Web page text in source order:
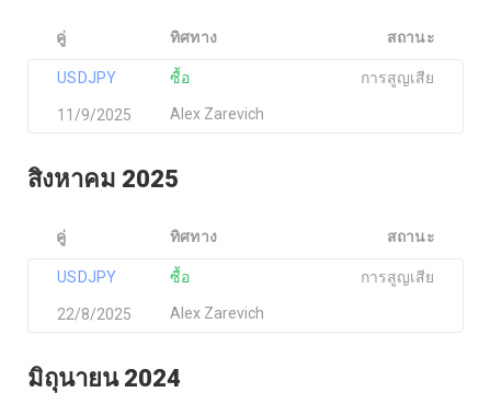
คู่ ทิศทาง สถานะ
USDJPY
Alex Zarevich
ซื้อ
11/9/2025
การสูญเสีย
สิงหาคม 2025
คู่ ทิศทาง สถานะ
USDJPY
Alex Zarevich
ซื้อ
22/8/2025
การสูญเสีย
มิถุนายน 2024